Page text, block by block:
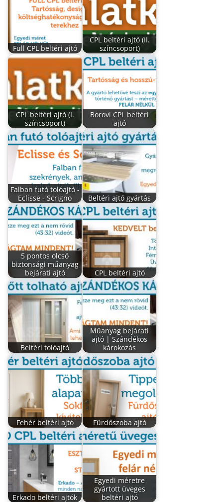
Full CPL beltéri ajtó
CPL beltéri ajtó (II.
színcsoport)
CPL beltéri ajtó (I.
színcsoport)
Borovi CPL beltéri
ajtó
Falban futó tolóajtó -
Eclisse - Scrigno
Beltéri ajtó gyártás
5 pontos olcsó
biztonsági műanyag
bejárati ajtó
CPL beltéri ajtó
Beltéri tolóajtó
Műanyag bejárati
ajtó | Szándékos
károkozás
Fehér beltéri ajtó Fürdőszoba ajtó
Erkado beltéri ajtók
Egyedi méretre
gyártott üveges
beltéri ajtó